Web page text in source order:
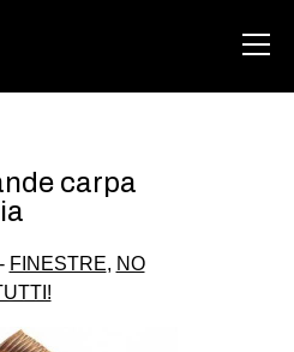
AREA
FREESTYLE
carpa
FINESTRE, NO